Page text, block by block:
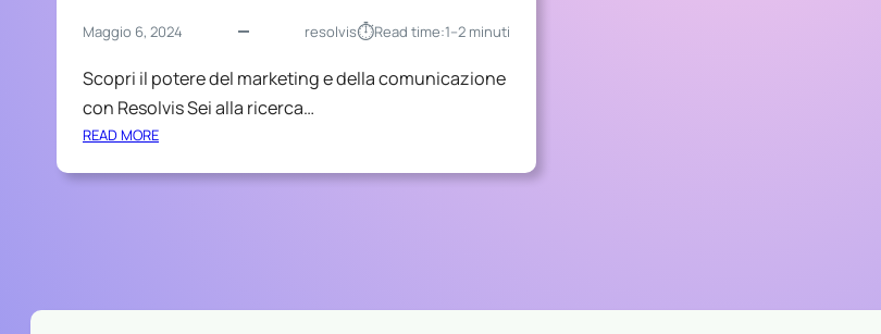
Maggio 6, 2024 resolvis⏱︎Read time:1–2 minuti
Scopri il potere del marketing e della comunicazione
con Resolvis Sei alla ricerca…
READ MORE:
C